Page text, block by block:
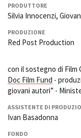
PRODUTTORE
Silvia Innocenzi,
PRODUZIONE
Red Post Production
con il sostegno di Film
Doc Film Fund -
giovani autori” -
ASSISTENTE DI
Ivan Basadonna
FONDO